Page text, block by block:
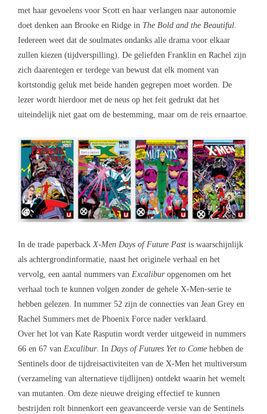
met haar gevoelens voor Scott en haar verlangen naar autonomie
doet denken aan Brooke en Ridge in The Bold and the Beautiful.
Iedereen weet dat de soulmates ondanks alle drama voor elkaar
zullen kiezen (tijdverspilling). De geliefden Franklin en Rachel zijn
zich daarentegen er terdege van bewust dat elk moment van
kortstondig geluk met beide handen gegrepen moet worden. De
lezer wordt hierdoor met de neus op het feit gedrukt dat het
uiteindelijk niet gaat om de bestemming, maar om de reis ernaartoe.
In de trade paperback X-Men Days of Future Past is waarschijnlijk
als achtergrondinformatie, naast het originele verhaal en het
vervolg, een aantal nummers van Excaliburopgenomen om het
verhaal toch te kunnen volgen zonder de gehele X-Men-serie te
hebben gelezen. In nummer 52 zijn de connecties van Jean Grey en
Rachel Summers met de Phoenix Force nader verklaard.
Over het lot van Kate Rasputin wordt verder uitgeweid in nummers
66 en 67 van Excalibur. In Days of Futures Yet to Come hebben de
Sentinels door de tijdreisactiviteiten van de X-Men het multiversum
(verzameling van alternatieve tijdlijnen) ontdekt waarin het wemelt
van mutanten. Om deze nieuwe dreiging effectief te kunnen
bestrijden rolt binnenkort een geavanceerde versie van de Sentinels